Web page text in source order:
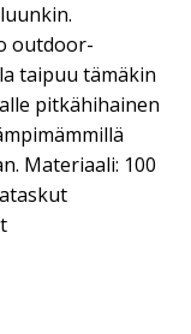
outdoor-
taipuu tämäkin
pitkähihainen
Materiaali: 100